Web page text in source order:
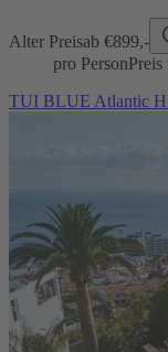
Alter Preisab €899,-
pro PersonPreis
TUI BLUE Atlantic